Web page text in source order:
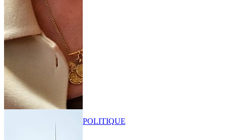
POLITIQUE